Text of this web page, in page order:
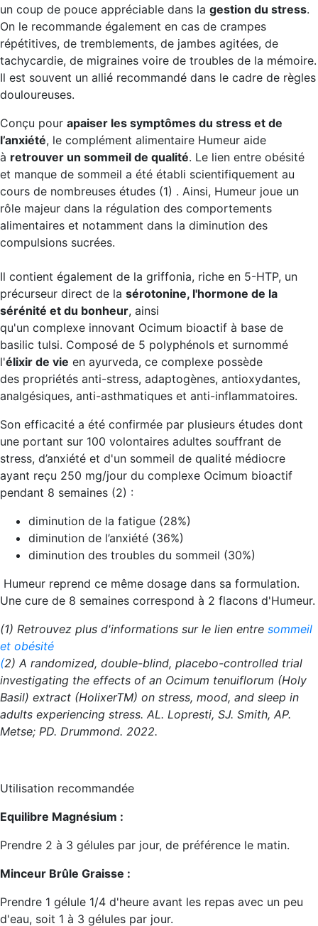
un coup de pouce appréciable dans la gestion du stress.
On le recommande également en cas de crampes
répétitives, de tremblements, de jambes agitées, de
tachycardie, de migraines voire de troubles de la mémoire.
Il est souvent un allié recommandé dans le cadre de règles
douloureuses.
Conçu pour apaiser les symptômes du stress et de
l’anxiété, le complément alimentaire Humeur aide
à retrouver un sommeil de qualité. Le lien entre obésité
et manque de sommeil a été établi scientifiquement au
cours de nombreuses études (1) . Ainsi, Humeur joue un
rôle majeur dans la régulation des comportements
alimentaires et notamment dans la diminution des
compulsions sucrées.
Il contient également de la griffonia, riche en 5-HTP, un
précurseur direct de la sérotonine, l'hormone de la
sérénité et du bonheur, ainsi
qu'un complexe innovant Ocimum bioactif à base de
basilic tulsi. Composé de 5 polyphénols et surnommé
l'élixir de vie en ayurveda, ce complexe possède
des propriétés anti-stress, adaptogènes, antioxydantes,
analgésiques, anti-asthmatiques et anti-inflammatoires.
Son efficacité a été confirmée par plusieurs études dont
une portant sur 100 volontaires adultes souffrant de
stress, d’anxiété et d'un sommeil de qualité médiocre
ayant reçu 250 mg/jour du complexe Ocimum bioactif
pendant 8 semaines (2) :
diminution de la fatigue (28%)
diminution de l’anxiété (36%)
diminution des troubles du sommeil (30%)
Humeur reprend ce même dosage dans sa formulation.
Une cure de 8 semaines correspond à 2 flacons d'Humeur.
(1) Retrouvez plus d'informations sur le lien entre sommeil
et obésité
(2) A randomized, double-blind, placebo-controlled trial
investigating the effects of an Ocimum tenuiflorum (Holy
Basil) extract (HolixerTM) on stress, mood, and sleep in
adults experiencing stress. AL. Lopresti, SJ. Smith, AP.
Metse; PD. Drummond. 2022.
Utilisation recommandée
Equilibre Magnésium :
Prendre 2 à 3 gélules par jour, de préférence le matin.
Minceur Brûle Graisse :
Prendre 1 gélule 1/4 d'heure avant les repas avec un peu
d'eau, soit 1 à 3 gélules par jour.